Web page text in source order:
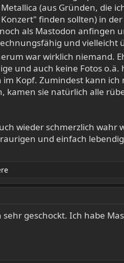
(aus Gründen,
finden sollten) in
als Mastodon anfingen
und
war wirklich niemand.
und auch keine Fotos
Kopf. Zumindest kann
kamen sie natürlich alle
wieder schmerzlich
und einfach
geschockt. Ich habe